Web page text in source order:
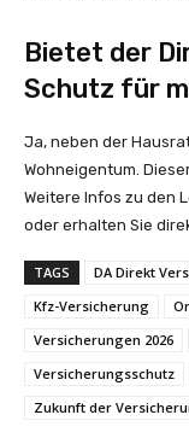
Bietet der
Schutz für
Ja, neben der
Wohneigentum.
Weitere Infos zu den
oder erhalten Sie
TAGS DA Direkt
Kfz-Versicherung
Versicherungen 2026
Versicherungsschutz
Zukunft der